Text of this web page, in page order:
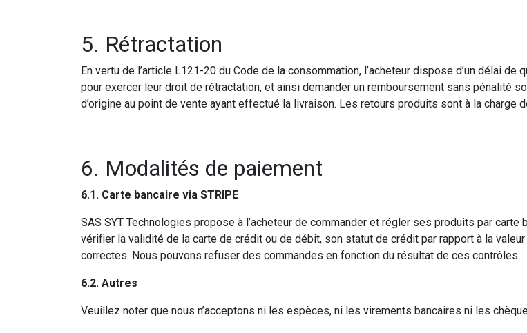
5. Rétractation
En vertu de l’article L121-20 du Code de la consommation, l’acheteur dispose d’un délai
pour exercer leur droit de rétractation, et ainsi demander un remboursement sans pénalité
d’origine au point de vente ayant effectué la livraison. Les retours produits sont à la charge
6. Modalités de paiement
6.1. Carte bancaire via STRIPE
SAS SYT Technologies propose à l’acheteur de commander et régler ses produits par
vérifier la validité de la carte de crédit ou de débit, son statut de crédit par rapport à la
correctes. Nous pouvons refuser des commandes en fonction du résultat de ces contrôles.
6.2. Autres
Veuillez noter que nous n’acceptons ni les espèces, ni les virements bancaires ni les